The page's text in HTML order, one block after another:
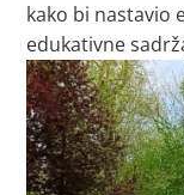
kako bi nastavio
edukativne